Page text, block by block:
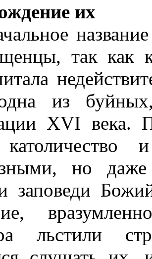
их
так как
из
XVI века.
католичество
но
заповеди
льстили